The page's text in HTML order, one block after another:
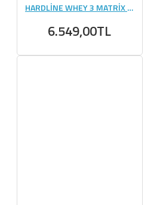
HARDLİNE WHEY 3 MATRİX 2300 GR
6.549,00TL